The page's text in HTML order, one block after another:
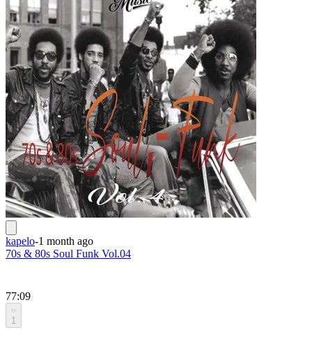
kapelo-1 month ago
70s & 80s Soul Funk Vol.04
77:09
1